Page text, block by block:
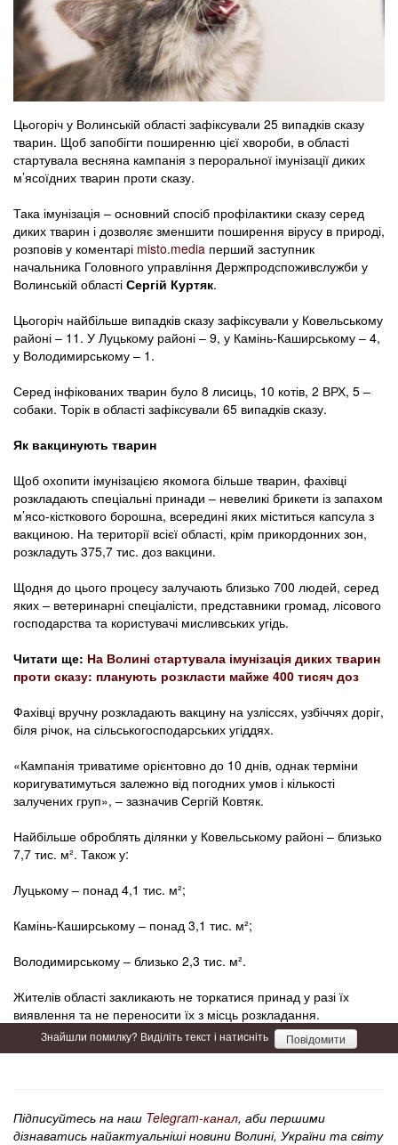
Цьогоріч у Волинській області зафіксували 25 випадків сказу
тварин. Щоб запобігти поширенню цієї хвороби, в області
стартувала весняна кампанія з пероральної імунізації диких
м’ясоїдних тварин проти сказу.
Така імунізація – основний спосіб профілактики сказу серед
диких тварин і дозволяє зменшити поширення вірусу в природі,
розповів у коментарі misto.media перший заступник
начальника Головного управління Держпродспоживслужби у
Волинській області Сергій Куртяк.
Цьогоріч найбільше випадків сказу зафіксували у Ковельському
районі – 11. У Луцькому районі – 9, у Камінь-Каширському – 4,
у Володимирському – 1.
Серед інфікованих тварин було 8 лисиць, 10 котів, 2 ВРХ, 5 –
собаки. Торік в області зафіксували 65 випадків сказу.
Як вакцинують тварин
Щоб охопити імунізацією якомога більше тварин, фахівці
розкладають спеціальні принади – невеликі брикети із запахом
м’ясо-кісткового борошна, всередині яких міститься капсула з
вакциною. На території всієї області, крім прикордонних зон,
розкладуть 375,7 тис. доз вакцини.
Щодня до цього процесу залучають близько 700 людей, серед
яких – ветеринарні спеціалісти, представники громад, лісового
господарства та користувачі мисливських угідь.
Читати ще: На Волині стартувала імунізація диких тварин
проти сказу: планують розкласти майже 400 тисяч доз
Фахівці вручну розкладають вакцину на узліссях, узбіччях доріг,
біля річок, на сільськогосподарських угіддях.
«Кампанія триватиме орієнтовно до 10 днів, однак терміни
коригуватимуться залежно від погодних умов і кількості
залучених груп», – зазначив Сергій Ковтяк.
Найбільше оброблять ділянки у Ковельському районі – близько
7,7 тис. м². Також у:
Луцькому – понад 4,1 тис. м²;
Камінь-Каширському – понад 3,1 тис. м²;
Володимирському – близько 2,3 тис. м².
Жителів області закликають не торкатися принад у разі їх
виявлення та не переносити їх з місць розкладання.
Знайшли помилку? Виділіть текст і натисніть Повідомити
Підписуйтесь на наш Telegram-канал, аби першими
дізнаватись найактуальніші новини Волині, України та світу